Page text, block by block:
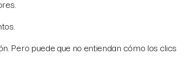
Pero puede que no entiendan cómo los clics